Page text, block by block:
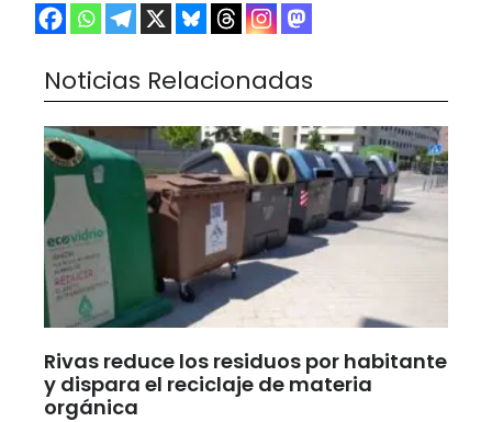
Noticias Relacionadas
Rivas reduce los residuos por habitante
y dispara el reciclaje de materia
orgánica